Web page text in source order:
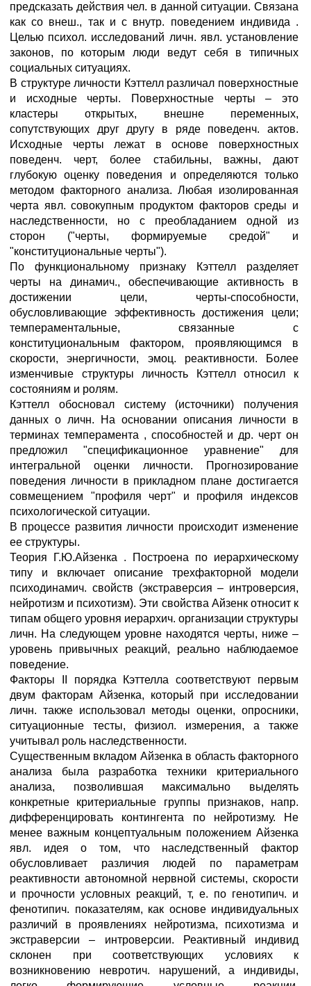
предсказать действия чел. в данной ситуации. Связана
как со внеш., так и с внутр. поведением индивида .
Целью психол. исследований личн. явл. установление
законов, по которым люди ведут себя в типичных
социальных ситуациях.
В структуре личности Кэттелл различал поверхностные
и исходные черты. Поверхностные черты – это
кластеры открытых, внешне переменных,
сопутствующих друг другу в ряде поведенч. актов.
Исходные черты лежат в основе поверхностных
поведенч. черт, более стабильны, важны, дают
глубокую оценку поведения и определяются только
методом факторного анализа. Любая изолированная
черта явл. совокупным продуктом факторов среды и
наследственности, но с преобладанием одной из
сторон ("черты, формируемые средой" и
"конституциональные черты").
По функциональному признаку Кэттелл разделяет
черты на динамич., обеспечивающие активность в
достижении цели, черты-способности,
обусловливающие эффективность достижения цели;
темпераментальные, связанные с
конституциональным фактором, проявляющимся в
скорости, энергичности, эмоц. реактивности. Более
изменчивые структуры личность Кэттелл относил к
состояниям и ролям.
Кэттелл обосновал систему (источники) получения
данных о личн. На основании описания личности в
терминах темперамента , способностей и др. черт он
предложил "спецификационное уравнение" для
интегральной оценки личности. Прогнозирование
поведения личности в прикладном плане достигается
совмещением "профиля черт" и профиля индексов
психологической ситуации.
В процессе развития личности происходит изменение
ее структуры.
Теория Г.Ю.Айзенка . Построена по иерархическому
типу и включает описание трехфакторной модели
психодинамич. свойств (экстраверсия – интроверсия,
нейротизм и психотизм). Эти свойства Айзенк относит к
типам общего уровня иерархич. организации структуры
личн. На следующем уровне находятся черты, ниже –
уровень привычных реакций, реально наблюдаемое
поведение.
Факторы II порядка Кэттелла соответствуют первым
двум факторам Айзенка, который при исследовании
личн. также использовал методы оценки, опросники,
ситуационные тесты, физиол. измерения, а также
учитывал роль наследственности.
Существенным вкладом Айзенка в область факторного
анализа была разработка техники критериального
анализа, позволившая максимально выделять
конкретные критериальные группы признаков, напр.
дифференцировать контингента по нейротизму. Не
менее важным концептуальным положением Айзенка
явл. идея о том, что наследственный фактор
обусловливает различия людей по параметрам
реактивности автономной нервной системы, скорости
и прочности условных реакций, т, е. по генотипич. и
фенотипич. показателям, как основе индивидуальных
различий в проявлениях нейротизма, психотизма и
экстраверсии – интроверсии. Реактивный индивид
склонен при соответствующих условиях к
возникновению невротич. нарушений, а индивиды,